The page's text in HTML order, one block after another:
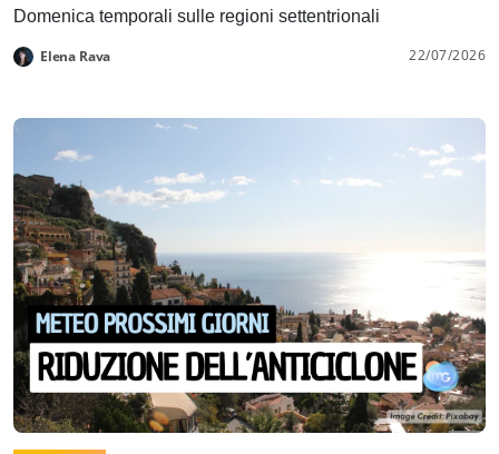
Domenica temporali sulle regioni settentrionali
Elena Rava 22/07/2026